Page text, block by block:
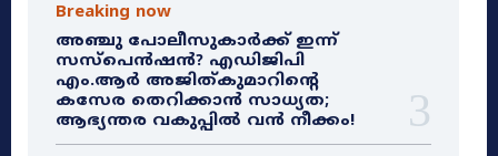
Breaking now
അഞ്ചു പോലീസുകാർക്ക് ഇന്ന്
സസ്‌പെൻഷൻ? എഡിജിപി
എം.ആർ അജിത്കുമാറിൻ്റെ
കസേര തെറിക്കാൻ സാധ്യത;
ആഭ്യന്തര വകുപ്പിൽ വൻ നീക്കം!